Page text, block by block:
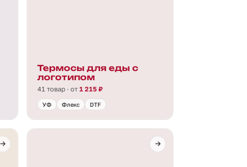
Термосы для еды с
логотипом
41 товар · от 1 215 ₽
УФ Флекс DTF